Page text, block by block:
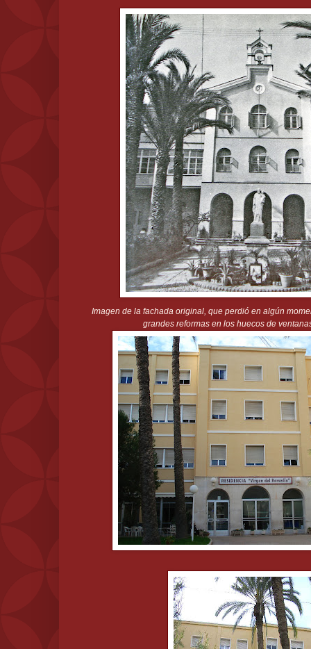
Imagen de la fachada original, que perdió en algún
grandes reformas en los huecos de